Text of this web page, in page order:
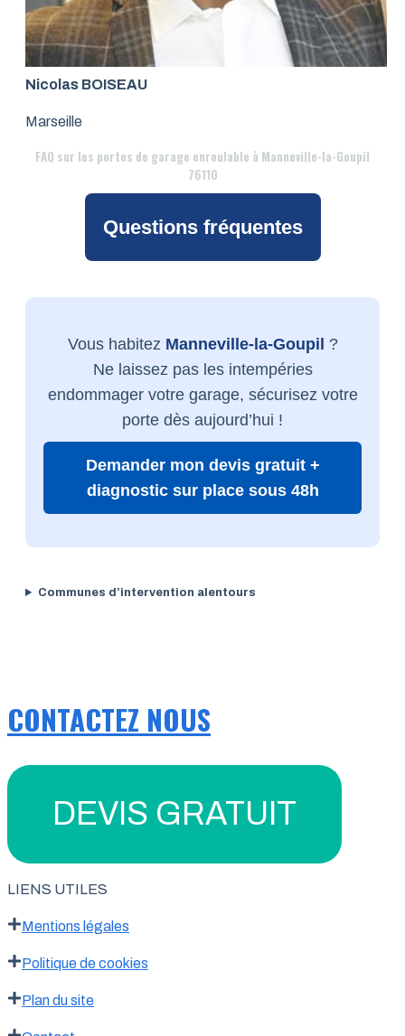
Nicolas BOISEAU
Marseille
FAQ sur les portes de garage enroulable à Manneville-la-Goupil
76110
Questions fréquentes
Vous habitez Manneville-la-Goupil ?
Ne laissez pas les intempéries
endommager votre garage, sécurisez votre
porte dès aujourd’hui !
Demander mon devis gratuit +
diagnostic sur place sous 48h
Communes d’intervention alentours
CONTACTEZ NOUS
DEVIS GRATUIT
LIENS UTILES
Mentions légales
Politique de cookies
Plan du site